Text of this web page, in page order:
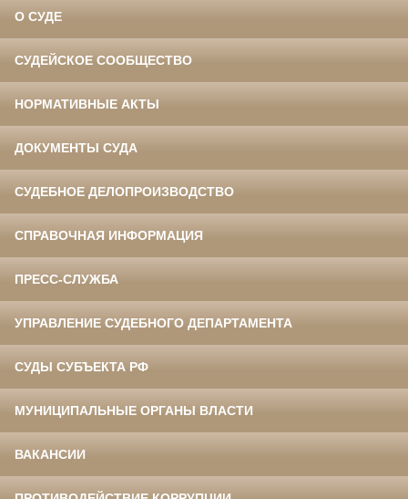
О СУДЕ
СУДЕЙСКОЕ СООБЩЕСТВО
НОРМАТИВНЫЕ АКТЫ
ДОКУМЕНТЫ СУДА
СУДЕБНОЕ ДЕЛОПРОИЗВОДСТВО
СПРАВОЧНАЯ ИНФОРМАЦИЯ
ПРЕСС-СЛУЖБА
УПРАВЛЕНИЕ СУДЕБНОГО ДЕПАРТАМЕНТА
СУДЫ СУБЪЕКТА РФ
МУНИЦИПАЛЬНЫЕ ОРГАНЫ ВЛАСТИ
ВАКАНСИИ